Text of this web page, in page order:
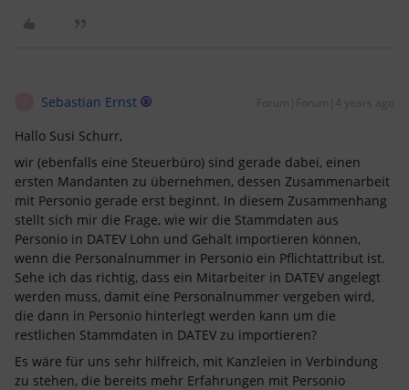
Sebastian Ernst Forum|Forum|4 years ago
Hallo Susi Schurr,
wir (ebenfalls eine Steuerbüro) sind gerade dabei, einen
ersten Mandanten zu übernehmen, dessen Zusammenarbeit
mit Personio gerade erst beginnt. In diesem Zusammenhang
stellt sich mir die Frage, wie wir die Stammdaten aus
Personio in DATEV Lohn und Gehalt importieren können,
wenn die Personalnummer in Personio ein Pflichtattribut ist.
Sehe ich das richtig, dass ein Mitarbeiter in DATEV angelegt
werden muss, damit eine Personalnummer vergeben wird,
die dann in Personio hinterlegt werden kann um die
restlichen Stammdaten in DATEV zu importieren?
Es wäre für uns sehr hilfreich, mit Kanzleien in Verbindung
zu stehen, die bereits mehr Erfahrungen mit Personio